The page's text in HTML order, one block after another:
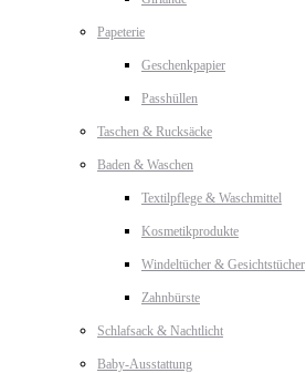
Papeterie
Geschenkpapier
Passhüllen
Taschen & Rucksäcke
Baden & Waschen
Textilpflege & Waschmittel
Kosmetikprodukte
Windeltücher & Gesichtstücher
Zahnbürste
Schlafsack & Nachtlicht
Baby-Ausstattung